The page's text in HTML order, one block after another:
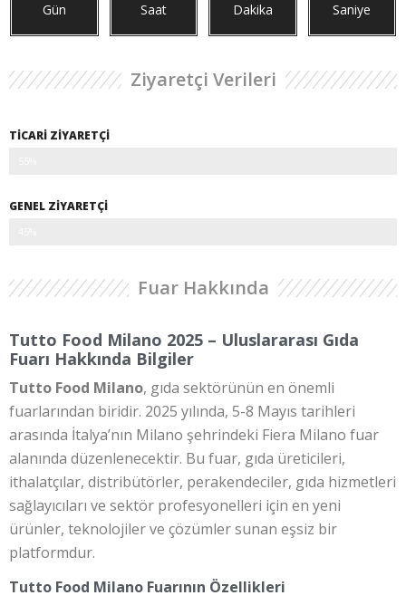
Gün Saat Dakika Saniye
Ziyaretçi Verileri
TİCARİ ZİYARETÇİ
GENEL ZİYARETÇİ
Fuar Hakkında
Tutto Food Milano 2025 – Uluslararası Gıda
Fuarı Hakkında Bilgiler
Tutto Food Milano, gıda sektörünün en önemli
fuarlarından biridir. 2025 yılında, 5-8 Mayıs tarihleri
arasında İtalya’nın Milano şehrindeki Fiera Milano fuar
alanında düzenlenecektir. Bu fuar, gıda üreticileri,
ithalatçılar, distribütörler, perakendeciler, gıda hizmetleri
sağlayıcıları ve sektör profesyonelleri için en yeni
ürünler, teknolojiler ve çözümler sunan eşsiz bir
platformdur.
Tutto Food Milano Fuarının Özellikleri